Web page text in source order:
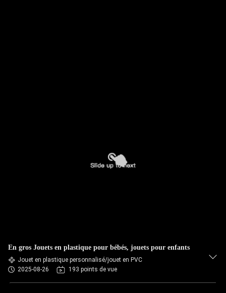
En gros Jouets en plastique pour bébés, jouets pour enfants
Jouet en plastique personnalisé/jouet en PVC
2025-08-26
193 points de vue